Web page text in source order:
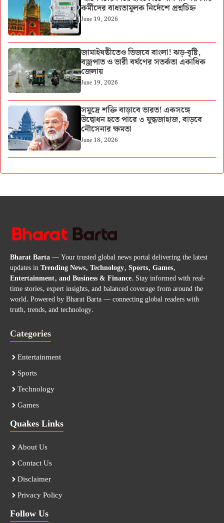
কর্মীদের বাধ্যতামূলক নির্দেশে প্রশ্নচিহ্ন
June 19, 2026
জামাইষষ্ঠীতেও ভিজবে বাংলা! ঝড়-বৃষ্টি,
বজ্রপাত ও ভারী বর্ষণের সতর্কতা একাধিক
জেলায়
June 19, 2026
সমুদ্রে শক্তি বাড়াবে ভারত! একসঙ্গে
উদ্বোধন হতে পারে ৩ যুদ্ধজাহাজ, বাড়বে
নৌসেনার ক্ষমতা
June 18, 2026
Bharat Barta— Your trusted global news portal delivering the latest
updates inTrending News, Technology, Sports, Games,
Entertainment, and Business & Finance. Stay informed with real-
time stories, expert insights, and balanced coverage from around the
world. Powered by Bharat Barta — connecting global readers with
truth, trends, and technology.
Categories
Entertainment
Sports
Technology
Games
Quakes Links
About Us
Contact Us
Disclaimer
Privacy Policy
Follow Us